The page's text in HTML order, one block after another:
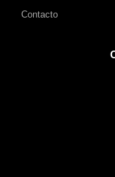
Contacto